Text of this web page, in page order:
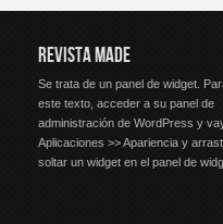
REVISTA MADE
Se trata de un panel de widget.
este texto, acceder a su panel de
administración de WordPress y
Aplicaciones >> Apariencia y
soltar un widget en el panel de